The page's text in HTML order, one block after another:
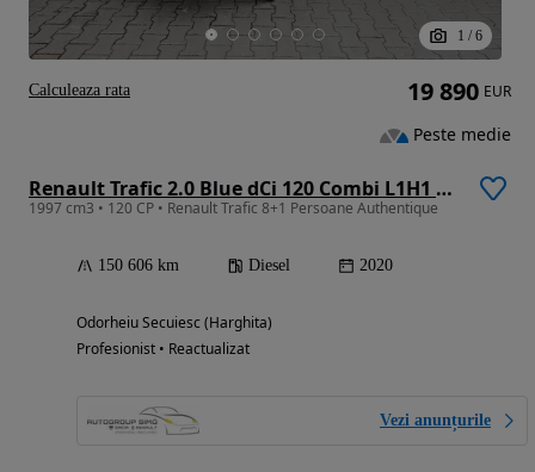
1 / 6
Renault Trafic 2.0 Blue dCi 120 Combi L1H1 8+1 locuri Authentique
1997 cm3 • 120 CP • Renault Trafic 8+1 Persoane Authentique
150 606 km Diesel 2020
Odorheiu Secuiesc (Harghita)
Profesionist • Reactualizat
Vezi anunțurile
19 890 EUR
Peste medie
Calculeaza rata